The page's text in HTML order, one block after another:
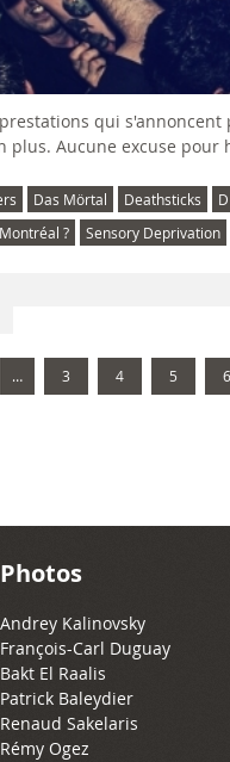
qui
plus. Aucune excuse
Das Mörtal Deathsticks
? Sensory Deprivation
… 3 4 5 6
Photos
Andrey Kalinovsky
François-Carl Duguay
Bakt El Raalis
Patrick Baleydier
Renaud Sakelaris
Rémy Ogez